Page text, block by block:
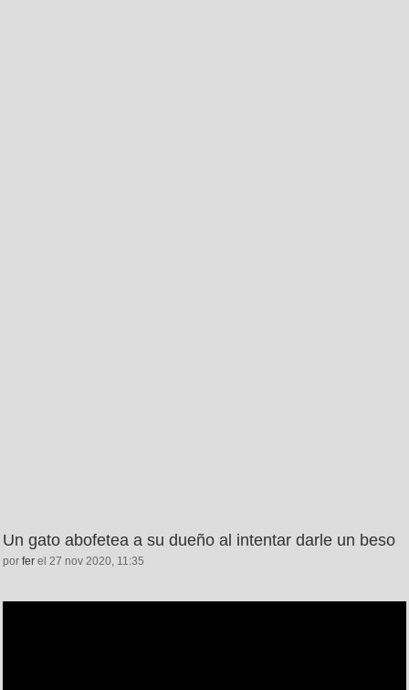
Un gato abofetea a su dueño al intentar darle un beso
por fer el 27 nov 2020, 11:35